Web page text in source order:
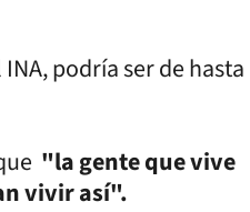
podría ser de hasta
"la gente que vive
vivir así".